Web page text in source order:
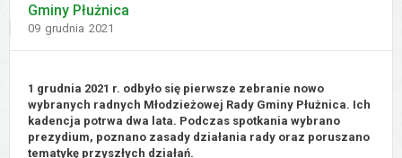
Gminy Płużnica
Dodano
09 grudnia 2021
1 grudnia 2021 r. odbyło się pierwsze zebranie nowo
wybranych radnych Młodzieżowej Rady Gminy Płużnica. Ich
kadencja potrwa dwa lata. Podczas spotkania wybrano
prezydium, poznano zasady działania rady oraz poruszano
tematykę przyszłych działań.